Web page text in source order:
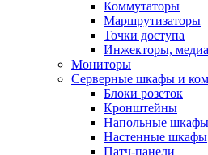
Коммутаторы
Маршрутизаторы
Точки доступа
Инжекторы,
Мониторы
Серверные шкафы и
Блоки розеток
Кронштейны
Напольные шкафы
Настенные шкафы
Патч-панели